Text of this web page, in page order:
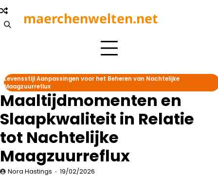
Skip
to
content
maerchenwelten.net
Levensstijl Aanpassingen voor het Beheren van Nachtelijke
Maagzuurreflux
Maaltijdmomenten en
Slaapkwaliteit in Relatie
tot Nachtelijke
Maagzuurreflux
Nora Hastings 19/02/2026